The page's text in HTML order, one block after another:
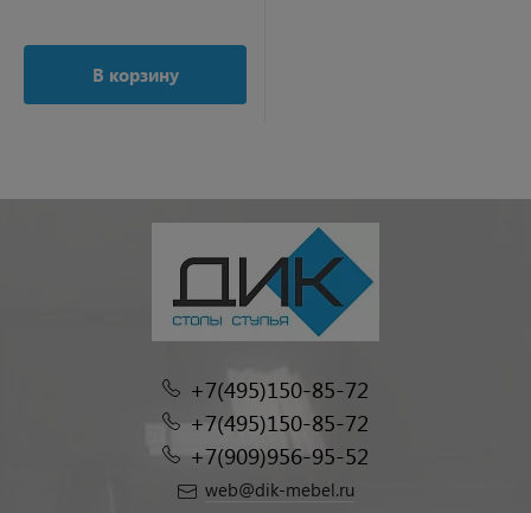
В корзину
+7(495)150-85-72
+7(495)150-85-72
+7(909)956-95-52
web@dik-mebel.ru